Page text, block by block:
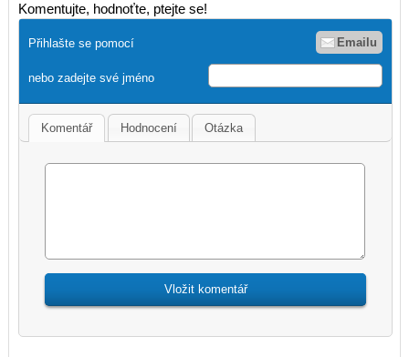
Komentujte, hodnoťte, ptejte se!
Přihlašte se pomocí Emailu
nebo zadejte své jméno
Komentář Hodnocení Otázka